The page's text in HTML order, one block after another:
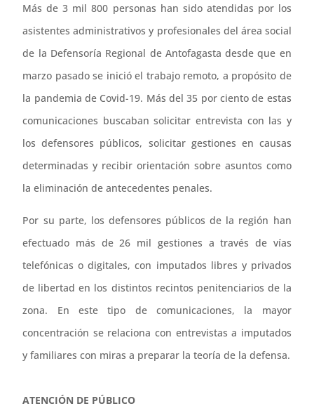
Más de 3 mil 800 personas han sido atendidas por los
asistentes administrativos y profesionales del área social
de la Defensoría Regional de Antofagasta desde que en
marzo pasado se inició el trabajo remoto, a propósito de
la pandemia de Covid-19. Más del 35 por ciento de estas
comunicaciones buscaban solicitar entrevista con las y
los defensores públicos, solicitar gestiones en causas
determinadas y recibir orientación sobre asuntos como
la eliminación de antecedentes penales.
Por su parte, los defensores públicos de la región han
efectuado más de 26 mil gestiones a través de vías
telefónicas o digitales, con imputados libres y privados
de libertad en los distintos recintos penitenciarios de la
zona. En este tipo de comunicaciones, la mayor
concentración se relaciona con entrevistas a imputados
y familiares con miras a preparar la teoría de la defensa.
ATENCIÓN DE PÚBLICO